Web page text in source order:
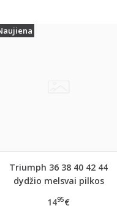
Triumph 36 38 40 42 44
dydžio melsvai pilkos
medvilninė miego
1495€